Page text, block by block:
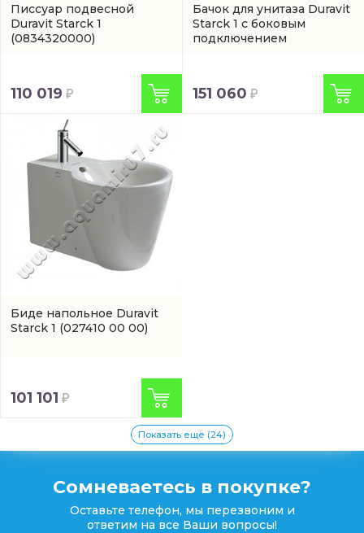
Писсуар подвесной
Duravit Starck 1
(0834320000)
110 019
Бачок для унитаза Duravit
Starck 1 с боковым
подключением
151 060
Биде напольное Duravit
Starck 1 (027410 00 00)
101 101
Показать еще (24)
Сомневаетесь в покупке?
Оставьте телефон, мы перезвоним и
ответим на все Ваши вопросы!